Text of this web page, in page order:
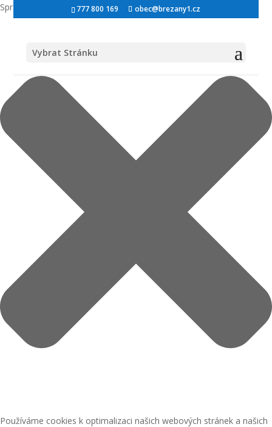
Spravovat Souhlas s cookies
Používáme cookies k optimalizaci našich webových stránek a našich
777 800 169 obec@brezany1.cz
Vybrat Stránku